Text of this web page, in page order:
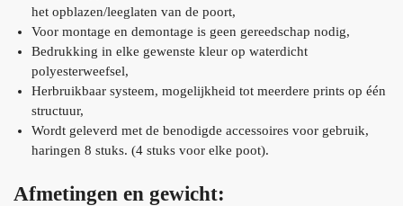
het opblazen/leeglaten van de poort,
Voor montage en demontage is geen gereedschap nodig,
Bedrukking in elke gewenste kleur op waterdicht
polyesterweefsel,
Herbruikbaar systeem, mogelijkheid tot meerdere prints op één
structuur,
Wordt geleverd met de benodigde accessoires voor gebruik,
haringen 8 stuks. (4 stuks voor elke poot).
Afmetingen en gewicht: